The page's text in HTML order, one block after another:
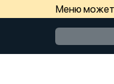
Меню может